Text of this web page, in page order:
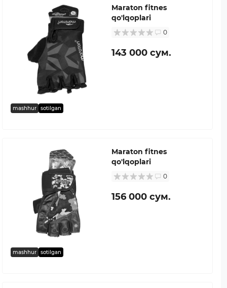
mashhur sotilgan
Maraton fitnes
qo'lqoplari
0
143 000 сум.
mashhur sotilgan
Maraton fitnes
qo'lqoplari
0
156 000 сум.